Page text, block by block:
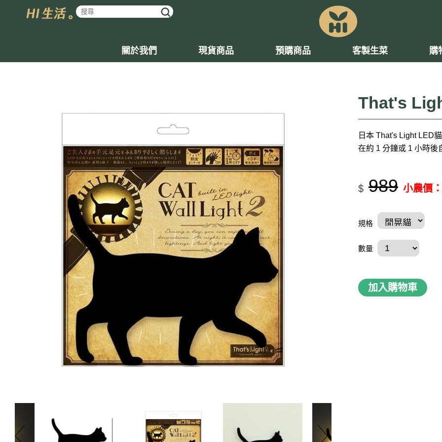
關於我們 現貨商品 預購商品 客製生菜 購
That's
日本 That's Light LED
在約 1 分鐘或 1 小時後
$ 989 小農價：
規格
數量
加入購物車